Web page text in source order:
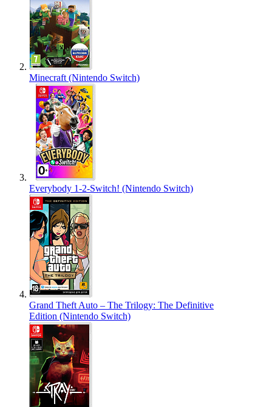
Minecraft (Nintendo Switch)
Everybody 1-2-Switch! (Nintendo Switch)
Grand Theft Auto – The Trilogy: The Definitive
Edition (Nintendo Switch)